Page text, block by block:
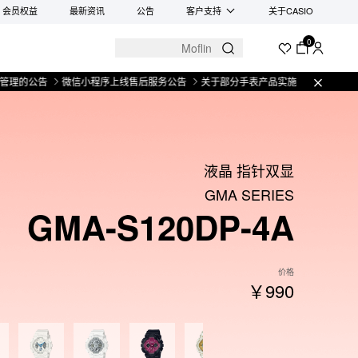
会员权益 最新资讯 公告 客户支持 关于CASIO
0
微信小程序上线售后服务公告 关于部分手表产品实施【一物一码】管理的公
液晶 指针双显
GMA SERIES
GMA-S120DP-4A
价格
￥990